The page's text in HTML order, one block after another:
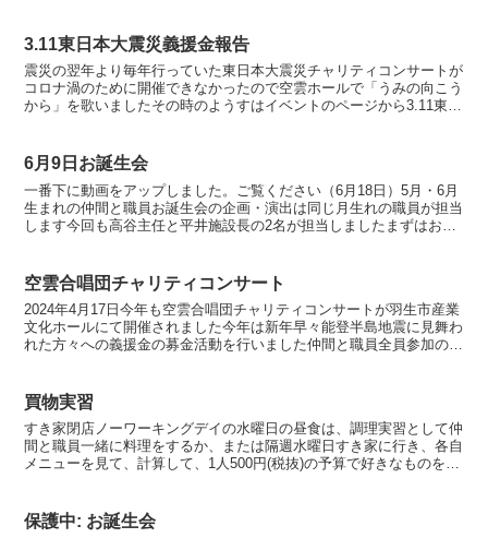
3.11東日本大震災義援金報告
震災の翌年より毎年行っていた東日本大震災チャリティコンサートが
コロナ渦のために開催できなかったので空雲ホールで「うみの向こう
から」を歌いましたその時のようすはイベントのページから3.11東日
6月9日お誕生会
一番下に動画をアップしました。ご覧ください（6月18日）5月・6月
生まれの仲間と職員お誕生会の企画・演出は同じ月生れの職員が担当
します今回も高谷主任と平井施設長の2名が担当しましたまずはお誕
空雲合唱団チャリティコンサート
2024年4月17日今年も空雲合唱団チャリティコンサートが羽生市産業
文化ホールにて開催されました今年は新年早々能登半島地震に見舞わ
れた方々への義援金の募金活動を行いました仲間と職員全員参加の空
買物実習
すき家閉店ノーワーキングデイの水曜日の昼食は、調理実習として仲
間と職員一緒に料理をするか、または隔週水曜日すき家に行き、各自
メニューを見て、計算して、1人500円(税抜)の予算で好きなものを食
保護中: お誕生会